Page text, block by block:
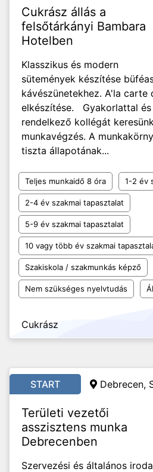
Cukrász állás a
felsőtárkányi Bambara
Hotelben
Klasszikus és modern
sütemények készítése
kávészünetekhez. A'la
elkészítése. Gyakorlattal
rendelkező kollégát
munkavégzés. A
tiszta állapotának...
Teljes munkaidő 8 óra 1-2 év
2-4 év szakmai tapasztalat
5-9 év szakmai tapasztalat
10 vagy több év szakmai
Szakiskola / szakmunkás képző
Nem szükséges nyelvtudás
Cukrász
START Debrecen,
Területi vezetői
asszisztens munka
Debrecenben
Szervezési és általános